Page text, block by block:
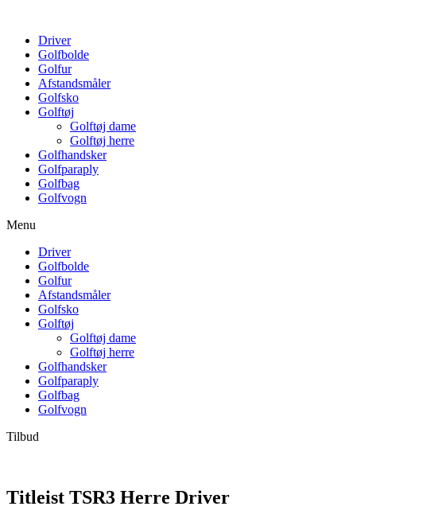
Driver
Golfbolde
Golfur
Afstandsmåler
Golfsko
Golftøj
Golftøj dame
Golftøj herre
Golfhandsker
Golfparaply
Golfbag
Golfvogn
Menu
Driver
Golfbolde
Golfur
Afstandsmåler
Golfsko
Golftøj
Golftøj dame
Golftøj herre
Golfhandsker
Golfparaply
Golfbag
Golfvogn
Tilbud
Titleist TSR3 Herre Driver